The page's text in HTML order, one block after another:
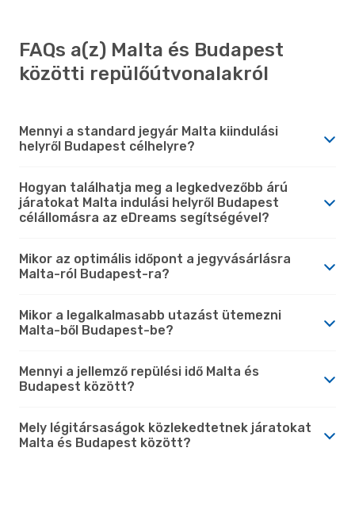
FAQs a(z) Malta és Budapest
közötti repülőútvonalakról
Mennyi a standard jegyár Malta kiindulási
helyről Budapest célhelyre?
Hogyan találhatja meg a legkedvezőbb árú
járatokat Malta indulási helyről Budapest
célállomásra az eDreams segítségével?
Mikor az optimális időpont a jegyvásárlásra
Malta-ról Budapest-ra?
Mikor a legalkalmasabb utazást ütemezni
Malta-ből Budapest-be?
Mennyi a jellemző repülési idő Malta és
Budapest között?
Mely légitársaságok közlekedtetnek járatokat
Malta és Budapest között?